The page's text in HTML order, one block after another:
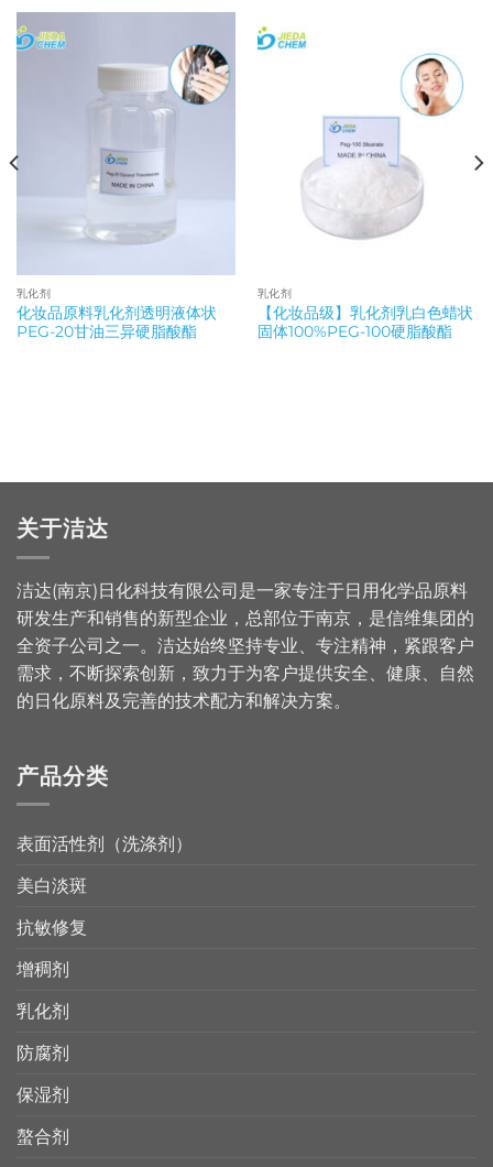
乳化剂
化妆品原料乳化剂透明液体状
PEG-20甘油三异硬脂酸酯
乳化剂
【化妆品级】乳化剂乳白色蜡状
固体100%PEG-100硬脂酸酯
关于洁达
洁达(南京)日化科技有限公司是一家专注于日用化学品原料
研发生产和销售的新型企业，总部位于南京，是信维集团的
全资子公司之一。洁达始终坚持专业、专注精神，紧跟客户
需求，不断探索创新，致力于为客户提供安全、健康、自然
的日化原料及完善的技术配方和解决方案。
产品分类
表面活性剂（洗涤剂）
美白淡斑
抗敏修复
增稠剂
乳化剂
防腐剂
保湿剂
螯合剂